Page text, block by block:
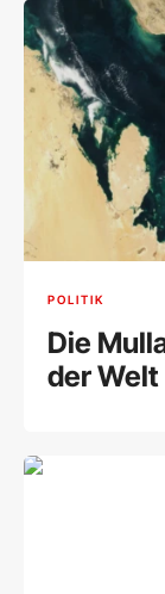
POLITIK
Die
der Welt